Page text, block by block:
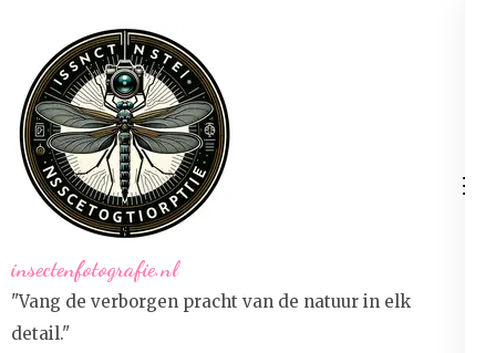
inhoud
(druk
op
Enter)
insectenfotografie.nl
"Vang de verborgen pracht van de natuur in elk
detail."